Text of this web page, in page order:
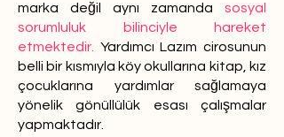
marka değil aynı zamanda sosyal
sorumluluk bilinciyle hareket
etmektedir.
Yardımcı Lazım cirosunun
belli bir kısmıyla köy okullarına kitap, kız
çocuklarına yardımlar sağlamaya
yönelik gönüllülük esası çalışmalar
yapmaktadır.